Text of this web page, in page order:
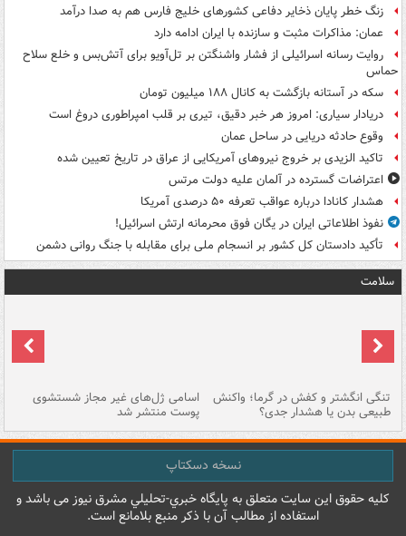
زنگ خطر پایان ذخایر دفاعی کشورهای خلیج فارس هم به صدا درآمد
عمان: مذاکرات مثبت و سازنده با ایران ادامه دارد
روایت رسانه اسرائیلی از فشار واشنگتن بر تل‌آویو برای آتش‌بس و خلع سلاح
حماس
سکه در آستانه بازگشت به کانال ۱۸۸ میلیون تومان
دریادار سیاری: امروز هر خبر دقیق، تیری بر قلب امپراطوری دروغ است
وقوع حادثه دریایی در ساحل عمان
تاکید الزیدی بر خروج نیروهای آمریکایی از عراق در تاریخ تعیین شده
اعتراضات گسترده در آلمان علیه دولت مرتس
هشدار کانادا درباره عواقب تعرفه ۵۰ درصدی آمریکا
نفوذ اطلاعاتی ایران در یگان فوق محرمانه ارتش اسرائیل!
تأکید دادستان کل کشور بر انسجام ملی برای مقابله با جنگ روانی دشمن
سلامت
تنگی انگشتر و کفش در گرما؛ واکنش
طبیعی بدن یا هشدار جدی؟
اسامی ژل‌های غیر مجاز شستشوی
پوست منتشر شد
نسخه دسکتاپ
کليه حقوق اين سايت متعلق به پایگاه خبري-تحليلي مشرق نيوز می باشد و
استفاده از مطالب آن با ذکر منبع بلامانع است.